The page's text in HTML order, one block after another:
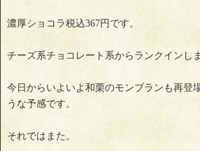
濃厚ショコラ税込367円です。
チーズ系チョコレート系からランクインし
今日からいよいよ和栗のモンブランも再登
うな予感です。
それではまた。